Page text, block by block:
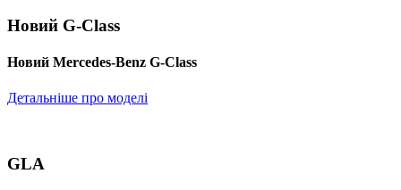
Новий G-Class
Новий Mercedes-Benz G-Class
Детальніше про моделі
GLA